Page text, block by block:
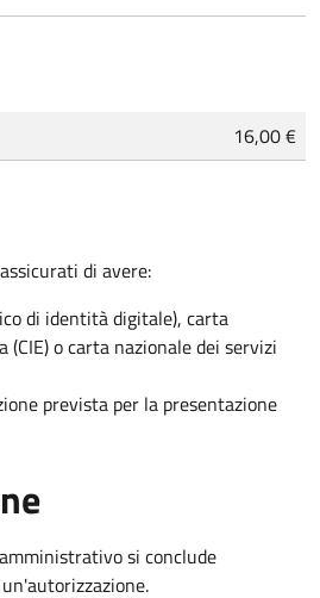
16,00 €
di avere:
di identità digitale), carta
(CIE) o carta nazionale dei servizi
prevista per la presentazione
si conclude